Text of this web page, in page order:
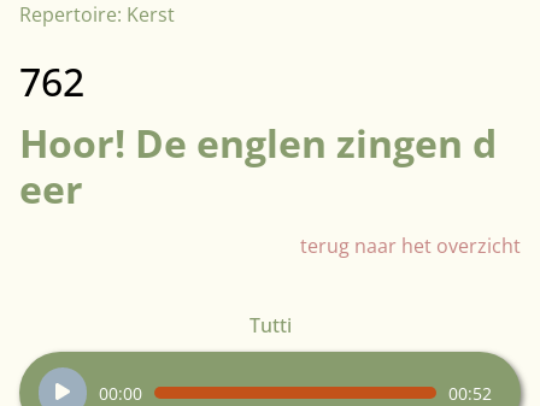
Repertoire: Kerst
762
Hoor! De englen zingen d
eer
terug naar het overzicht
Tutti
Audiospeler
00:00 00:52